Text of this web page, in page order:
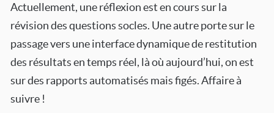
Actuellement, une réflexion est en cours sur la
révision des questions socles. Une autre porte sur le
passage vers une interface dynamique de restitution
des résultats en temps réel, là où aujourd’hui, on est
sur des rapports automatisés mais figés. Affaire à
suivre !